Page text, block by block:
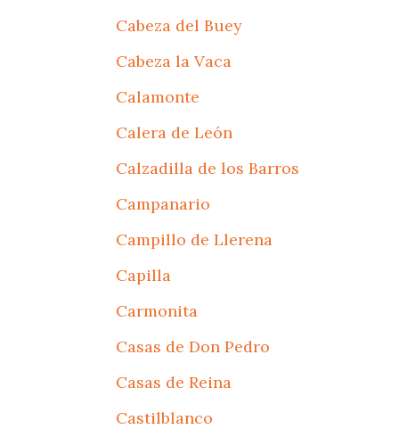
Cabeza del Buey
Cabeza la Vaca
Calamonte
Calera de León
Calzadilla de los Barros
Campanario
Campillo de Llerena
Capilla
Carmonita
Casas de Don Pedro
Casas de Reina
Castilblanco